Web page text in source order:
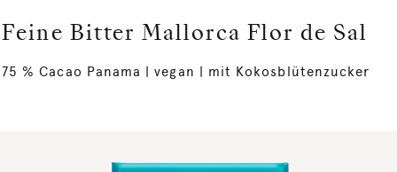
Feine Bitter Mallorca Flor de Sal
75 % Cacao Panama | vegan | mit Kokosblütenzucker